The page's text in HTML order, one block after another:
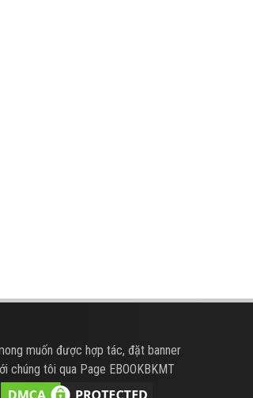
muốn được hợp tác, đặt banner
chúng tôi qua Page EBOOKBKMT